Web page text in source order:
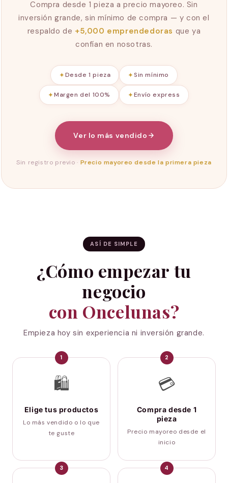
Compra desde 1 pieza a precio mayoreo. Sin
inversión grande, sin mínimo de compra — y con el
respaldo de +5,000 emprendedoras que ya
confían en nosotras.
✦Desde 1 pieza ✦Sin mínimo
✦Margen del 100% ✦Envío express
Ver lo más vendido
Sin registro previo · Precio mayoreo desde la primera pieza
ASÍ DE SIMPLE
¿Cómo empezar tu
negocio
con Oncelunas?
Empieza hoy sin experiencia ni inversión grande.
1
🛍️
Elige tus productos
Lo más vendido o lo que
te guste
2
💳
Compra desde 1
pieza
Precio mayoreo desde el
inicio
3 4